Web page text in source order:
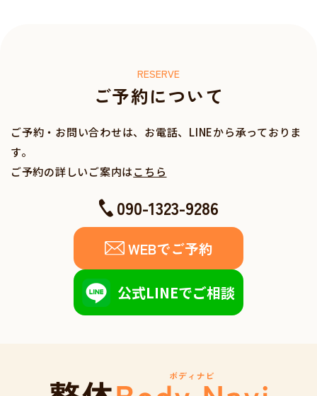
RESERVE
ご予約について
ご予約・お問い合わせは、お電話、LINEから承っておりま
す。
ご予約の詳しいご案内はこちら
090-1323-9286
WEBでご予約
公式LINEでご相談